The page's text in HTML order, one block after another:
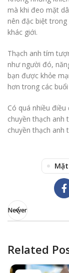
mà khi đeo mặt
nên đặc biệt
khác giới.
Thạch anh tím
như người đó,
bạn được khỏe
hơn trong các
Có quá nhiều
chuyền thạch anh
chuyền thạch anh
Newer
Related